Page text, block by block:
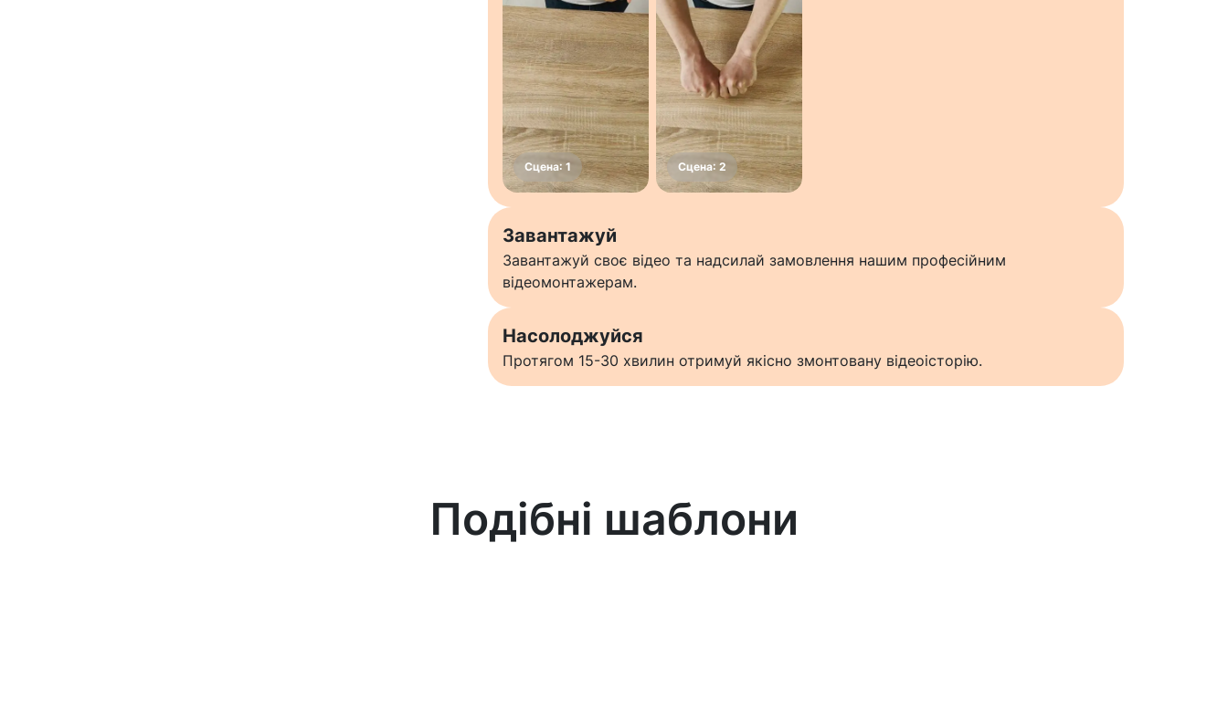
Завантажуй
Завантажуй своє відео та надсилай замовлення нашим професійним
відеомонтажерам.
Насолоджуйся
Протягом 15-30 хвилин отримуй якісно змонтовану відеоісторію.
Подібні шаблони